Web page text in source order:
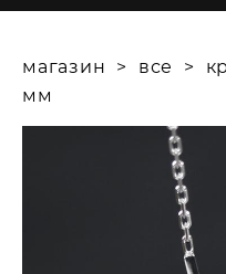
магазин > все >
мм